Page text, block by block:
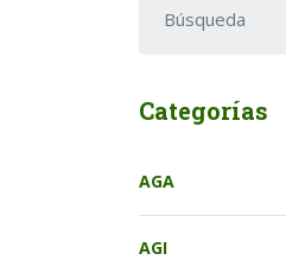
Categorías
AGA
AGI